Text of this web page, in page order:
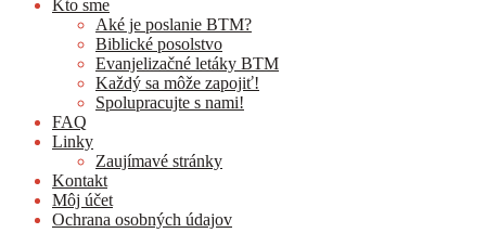
Kto sme
Aké je poslanie BTM?
Biblické posolstvo
Evanjelizačné letáky BTM
Každý sa môže zapojiť!
Spolupracujte s nami!
FAQ
Linky
Zaujímavé stránky
Kontakt
Môj účet
Ochrana osobných údajov